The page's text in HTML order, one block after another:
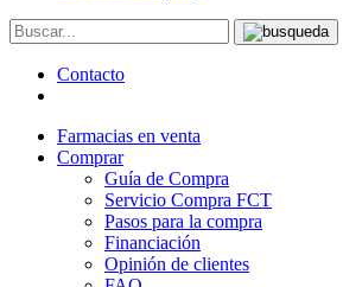
Contacto
Farmacias en venta
Comprar
Guía de Compra
Servicio Compra FCT
Pasos para la compra
Financiación
Opinión de clientes